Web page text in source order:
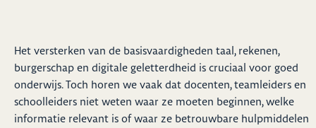
Het versterken van de basisvaardigheden taal, rekenen,
burgerschap en digitale geletterdheid is cruciaal voor goed
onderwijs. Toch horen we vaak dat docenten, teamleiders en
schoolleiders niet weten waar ze moeten beginnen, welke
informatie relevant is of waar ze betrouwbare hulpmiddelen